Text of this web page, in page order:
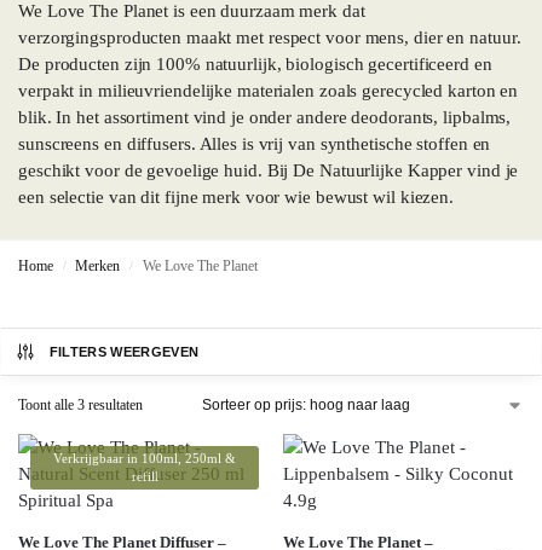
We Love The Planet is een duurzaam merk dat
verzorgingsproducten maakt met respect voor mens, dier en natuur.
De producten zijn 100% natuurlijk, biologisch gecertificeerd en
verpakt in milieuvriendelijke materialen zoals gerecycled karton en
blik. In het assortiment vind je onder andere deodorants, lipbalms,
sunscreens en diffusers. Alles is vrij van synthetische stoffen en
geschikt voor de gevoelige huid. Bij De Natuurlijke Kapper vind je
een selectie van dit fijne merk voor wie bewust wil kiezen.
Home / Merken / We Love The Planet
FILTERS WEERGEVEN
Toont alle 3 resultaten
Verkrijgbaar in 100ml, 250ml &
refill
We Love The Planet Diffuser –
We Love The Planet –